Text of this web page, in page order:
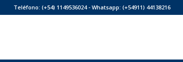
Teléfono: (+54) 1149536024 - Whatsapp: (+54911) 44138216